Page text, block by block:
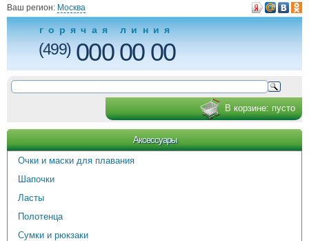
Ваш регион: Москва
горячая линия
(499)000 00 00
В корзине: пусто
Аксессуары
Очки и маски для плавания
Шапочки
Ласты
Полотенца
Сумки и рюкзаки